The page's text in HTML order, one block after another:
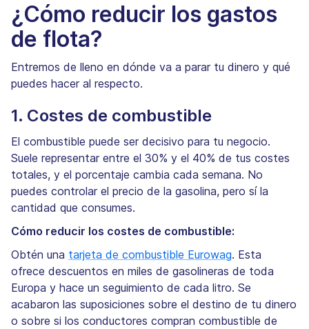
¿Cómo reducir los gastos
de flota?
Entremos de lleno en dónde va a parar tu dinero y qué
puedes hacer al respecto.
1. Costes de combustible
El combustible puede ser decisivo para tu negocio.
Suele representar entre el 30% y el 40% de tus costes
totales, y el porcentaje cambia cada semana. No
puedes controlar el precio de la gasolina, pero sí la
cantidad que consumes.
Cómo reducir los costes de combustible:
Obtén una tarjeta de combustible Eurowag. Esta
ofrece descuentos en miles de gasolineras de toda
Europa y hace un seguimiento de cada litro. Se
acabaron las suposiciones sobre el destino de tu dinero
o sobre si los conductores compran combustible de